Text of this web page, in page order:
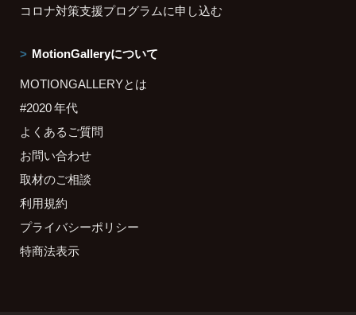
コロナ対策支援プログラムに申し込む
MotionGalleryについて
MOTIONGALLERYとは
#2020 年代
よくあるご質問
お問い合わせ
取材のご相談
利用規約
プライバシーポリシー
特商法表示